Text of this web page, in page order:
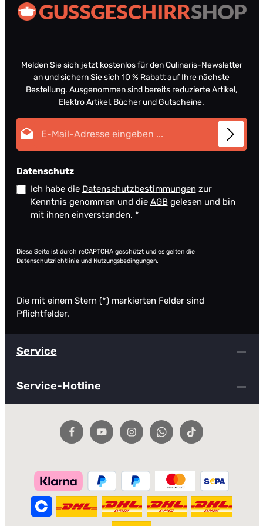
Melden Sie sich jetzt kostenlos für den Culinaris-Newsletter
an und sichern Sie sich 10 % Rabatt auf Ihre nächste
Bestellung. Ausgenommen sind bereits reduzierte Artikel,
Elektro Artikel, Bücher und Gutscheine.
Datenschutz
Ich habe die Datenschutzbestimmungen zur
Kenntnis genommen und die AGBgelesen und bin
mit ihnen einverstanden. *
Diese Seite ist durch reCAPTCHA geschützt und es gelten die
Datenschutzrichtlinieund Nutzungsbedingungen.
Die mit einem Stern (*) markierten Felder sind
Pflichtfelder.
Service
Service-Hotline